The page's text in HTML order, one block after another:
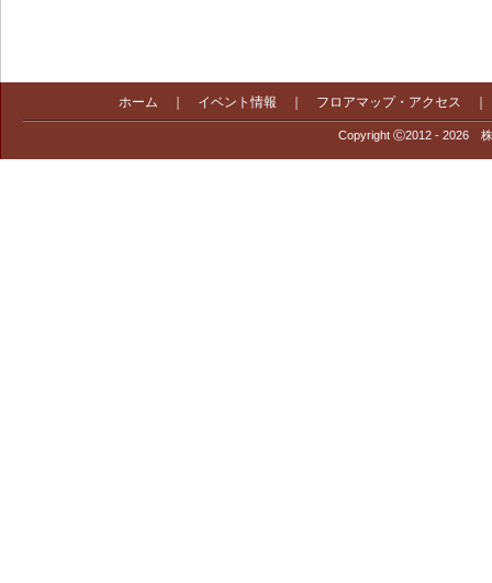
ホーム イベント情報 フロアマップ・アクセス
Copyright Ⓒ2012 - 2026 株